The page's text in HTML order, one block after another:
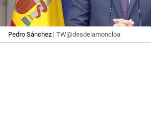
Pedro Sánchez | TW@desdelamoncloa